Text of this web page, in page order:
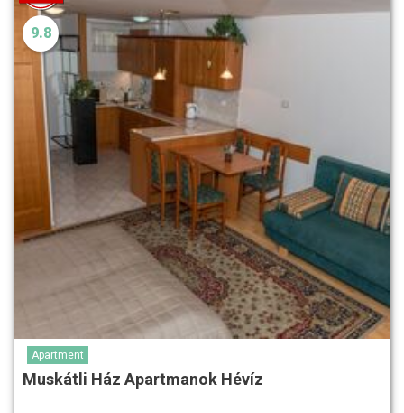
9.8
Apartment
Muskátli Ház Apartmanok Hévíz